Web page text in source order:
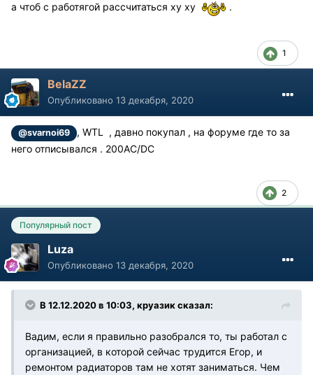
а чтоб с работягой рассчитаться ху ху
.
1
BelaZZ
Опубликовано 13 декабря, 2020
@svarnoi69
, WTL , давно покупал , на форуме где то за
него отписывался . 200АС/DC
2
Популярный пост
Luza
Опубликовано 13 декабря, 2020
В 12.12.2020 в 10:03, круазик сказал:
Вадим, если я правильно разобрался то, ты работал с
организацией, в которой сейчас трудится Егор, и
ремонтом радиаторов там не хотят заниматься. Чем